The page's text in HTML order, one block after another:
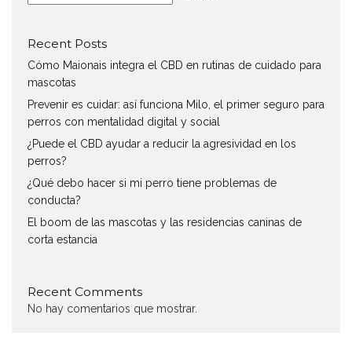
Recent Posts
Cómo Maionais integra el CBD en rutinas de cuidado para
mascotas
Prevenir es cuidar: así funciona Milo, el primer seguro para
perros con mentalidad digital y social
¿Puede el CBD ayudar a reducir la agresividad en los
perros?
¿Qué debo hacer si mi perro tiene problemas de
conducta?
El boom de las mascotas y las residencias caninas de
corta estancia
Recent Comments
No hay comentarios que mostrar.